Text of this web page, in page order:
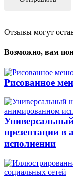
Отзывы могут
Возможно, вам
Рисованное
презентации в
исполнении